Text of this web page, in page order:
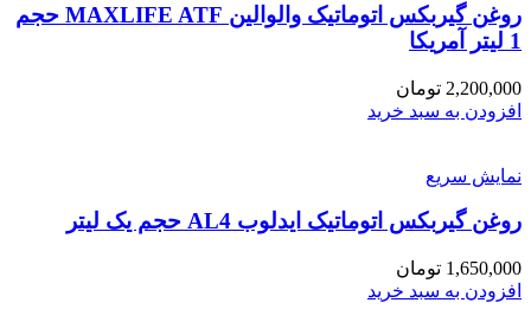
روغن گیربکس اتوماتیک والوالین MAXLIFE ATF حجم
1 لیتر آمریکا
2,200,000 تومان
افزودن به سبد خرید
نمایش سریع
روغن گیربکس اتوماتیک ایدلوب AL4 حجم یک لیتر
1,650,000 تومان
افزودن به سبد خرید